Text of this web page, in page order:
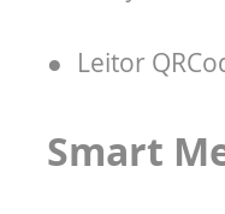
● Leitor
Smart